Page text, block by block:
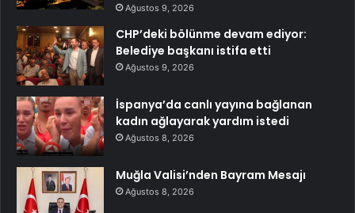
Ağustos 9, 2026
CHP’deki bölünme devam ediyor:
Belediye başkanı istifa etti
Ağustos 9, 2026
İspanya’da canlı yayına bağlanan
kadın ağlayarak yardım istedi
Ağustos 8, 2026
Muğla Valisi’nden Bayram Mesajı
Ağustos 8, 2026